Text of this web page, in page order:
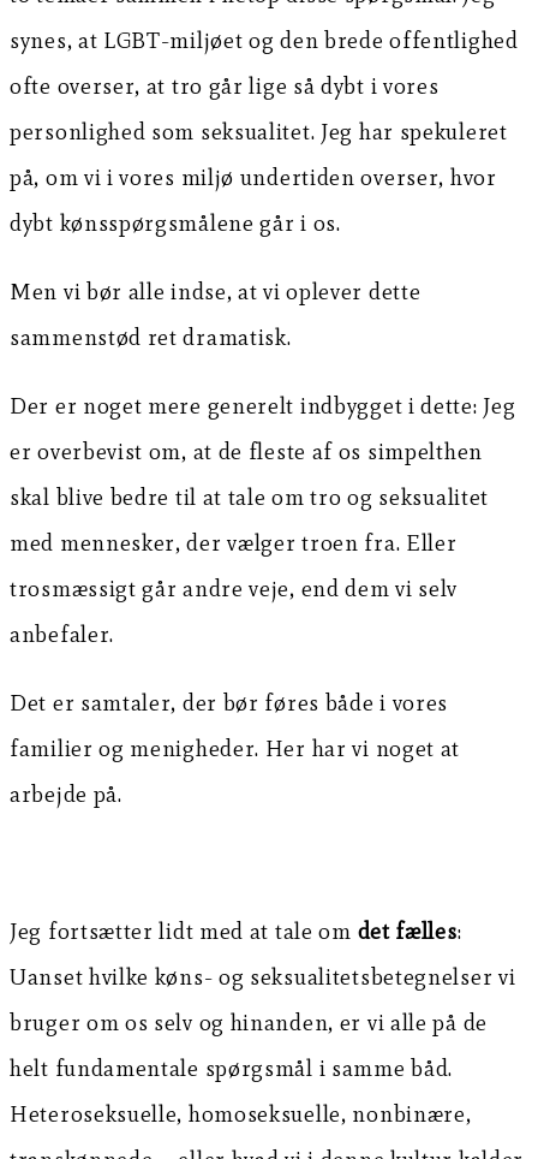
synes, at LGBT-miljøet og den brede offentlighed
ofte overser, at tro går lige så dybt i vores
personlighed som seksualitet. Jeg har spekuleret
på, om vi i vores miljø undertiden overser, hvor
dybt kønsspørgsmålene går i os.
Men vi bør alle indse, at vi oplever dette
sammenstød ret dramatisk.
Der er noget mere generelt indbygget i dette: Jeg
er overbevist om, at de fleste af os simpelthen
skal blive bedre til at tale om tro og seksualitet
med mennesker, der vælger troen fra. Eller
trosmæssigt går andre veje, end dem vi selv
anbefaler.
Det er samtaler, der bør føres både i vores
familier og menigheder. Her har vi noget at
arbejde på.
Jeg fortsætter lidt med at tale om det fælles:
Uanset hvilke køns- og seksualitetsbetegnelser vi
bruger om os selv og hinanden, er vi alle på de
helt fundamentale spørgsmål i samme båd.
Heteroseksuelle, homoseksuelle, nonbinære,